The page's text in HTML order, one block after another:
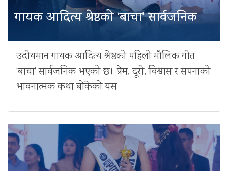
गायक आदित्य श्रेष्ठको ‘बाचा’ सार्वजनिक
उदीयमान गायक आदित्य श्रेष्ठको पहिलो मौलिक गीत
‘बाचा’ सार्वजनिक भएको छ। प्रेम, दूरी, विश्वास र सपनाको
भावनात्मक कथा बोकेको यस